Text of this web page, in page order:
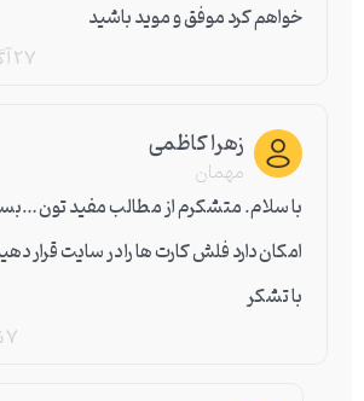
27 آگوست 2018
خواهم کرد موفق و موید باشید
زهرا کاظمی
مهمان
7 نوامبر 2018
با سلام. متشکرم از مطالب مفید
امکان دارد فلش کارت ها را در سایت قرار
با تشکر